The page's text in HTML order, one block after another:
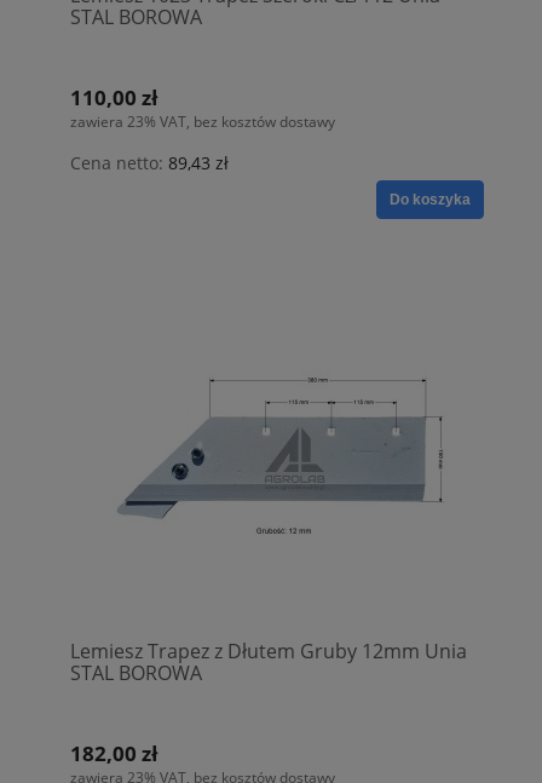
STAL BOROWA
110,00 zł
zawiera 23% VAT, bez kosztów dostawy
Cena netto: 89,43 zł
Do koszyka
Lemiesz Trapez z Dłutem Gruby 12mm Unia
STAL BOROWA
182,00 zł
zawiera 23% VAT, bez kosztów dostawy